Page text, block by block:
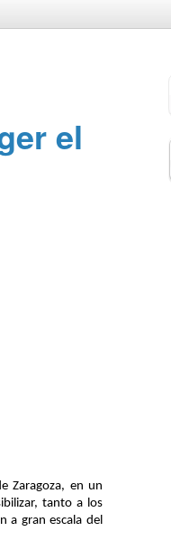
el
Zaragoza, en un
tanto a los
a gran escala del